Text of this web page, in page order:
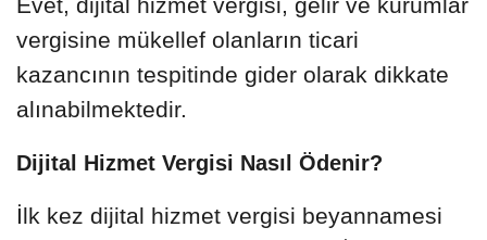
vergisine mükellef olanların ticari
kazancının tespitinde gider olarak dikkate
alınabilmektedir.
Dijital Hizmet Vergisi Nasıl Ödenir?
İlk kez dijital hizmet vergisi beyannamesi